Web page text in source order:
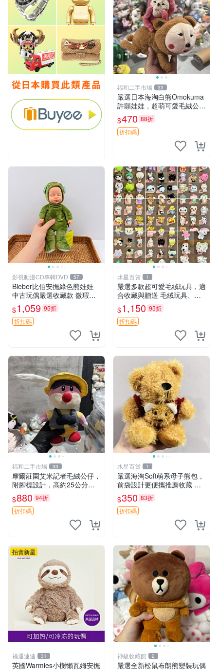
福和二手市場 33
嚴選日本海淘白熊Omokuma
許願娃娃，超萌可愛毛絨公仔
推薦收藏 白熊 Omokuma 毛
絨玩具 偽裝娃娃 玩具擺飾
$470 88折
折扣碼
影視動漫CD專輯DVD 57
Bieber比伯安撫綠色熊娃娃
中古玩偶嚴選收藏款 微瑕輕
度使用 Bieber綠熊娃娃 中古
玩偶 微瑕
$1,059 95折
折扣碼
水星百貨 1
嚴選多款超可愛毛絨玩具，適
合收藏與贈送 毛絨玩具、抱
枕、公仔
$1,150 95折
折扣碼
福和二手市場 33
摩爾莊園艾米記者毛絨公仔，
附腳標設計，高約25公分，
全新未拆封，限量珍藏。艾米
記者 毛絨公仔 超萌玩偶
$880 94折
折扣碼
水星百貨 1
嚴選海淘Soft萌系母子熊包，
前袋設計更便攜推薦收藏 母
子熊 軟綿綿 包包
$350 83折
折扣碼
拍賣新星
福運連連 31
英國Warmies小樹懶瓦姆安撫
神級收藏館 2
嚴選全新松鼠布朗熊變裝玩偶